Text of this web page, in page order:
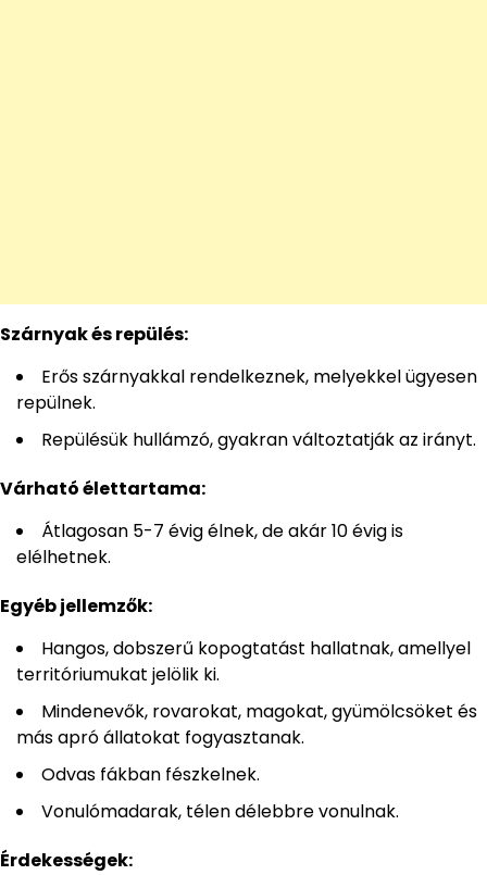
Szárnyak és repülés:
Erős szárnyakkal rendelkeznek, melyekkel ügyesen
repülnek.
Repülésük hullámzó, gyakran változtatják az irányt.
Várható élettartama:
Átlagosan 5-7 évig élnek, de akár 10 évig is
elélhetnek.
Egyéb jellemzők:
Hangos, dobszerű kopogtatást hallatnak, amellyel
territóriumukat jelölik ki.
Mindenevők, rovarokat, magokat, gyümölcsöket és
más apró állatokat fogyasztanak.
Odvas fákban fészkelnek.
Vonulómadarak, télen délebbre vonulnak.
Érdekességek: